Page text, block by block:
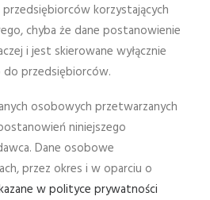
korzystających
chyba że dane postanowienie
i jest skierowane wyłącznie
przedsiębiorców.
osobowych przetwarzanych
niniejszego
Dane osobowe
przez okres i w oparciu o
w polityce prywatności